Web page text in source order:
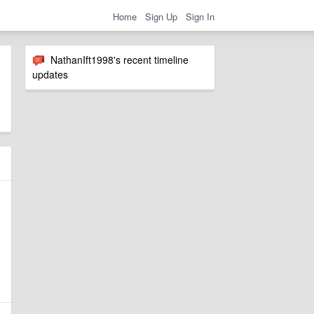
Home Sign Up Sign In
NathanIft1998's recent timeline
updates